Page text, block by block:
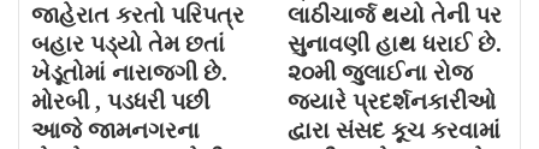
જાહેરાત કરતો પરિપત્ર
બહાર પડ્યો તેમ છતાં
ખેડૂતોમાં નારાજગી છે.
મોરબી , પડધરી પછી
આજે જામનગરના
લાઠીચાર્જ થયો તેની પર
સુનાવણી હાથ ધરાઈ છે.
૨૦મી જુલાઈના રોજ
જયારે પ્રદર્શનકારીઓ
દ્વારા સંસદ કૂચ કરવામાં